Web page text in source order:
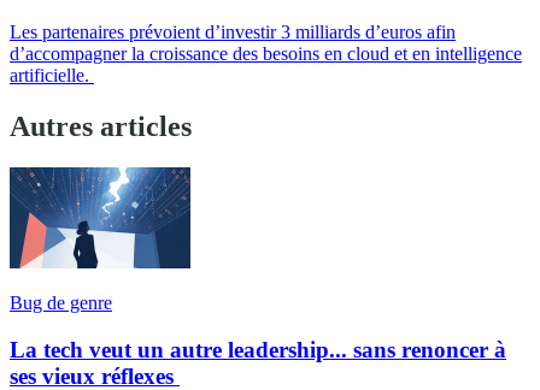
Les partenaires prévoient d’investir 3 milliards d’euros afin
d’accompagner la croissance des besoins en cloud et en intelligence
artificielle.
Autres articles
Bug de genre
La tech veut un autre leadership... sans renoncer à
ses vieux réflexes